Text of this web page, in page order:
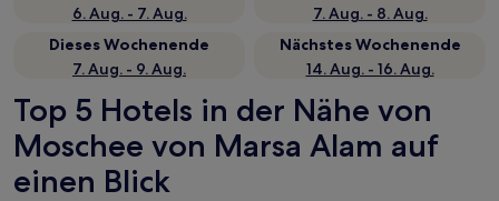
6. Aug. - 7. Aug.
7. Aug. - 8. Aug.
Dieses Wochenende
7. Aug. - 9. Aug.
Nächstes Wochenende
14. Aug. - 16. Aug.
Top 5 Hotels in der Nähe von
Moschee von Marsa Alam auf
einen Blick